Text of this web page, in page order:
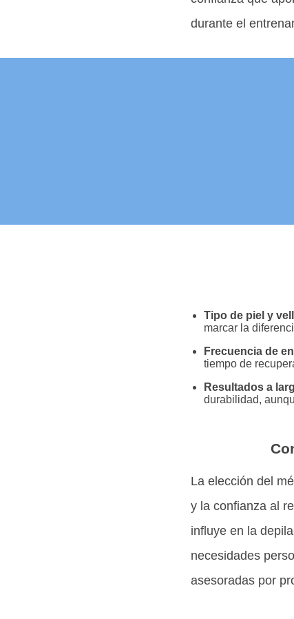
durante el
Tipo de piel y
marcar la
Frecuencia de
tiempo de
Resultados a
durabilidad,
La elección del
y la confianza al
influye en la
necesidades
asesoradas por